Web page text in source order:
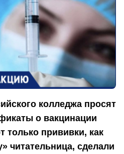
колледжа просят
о вакцинации
только прививки, как
читательница, сделали